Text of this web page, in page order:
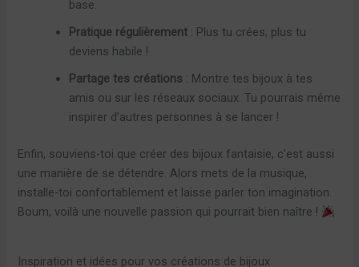
base.
Pratique régulièrement : Plus tu crées, plus tu
deviens habile !
Partage tes créations : Montre tes bijoux à tes
amis ou sur les réseaux sociaux. Tu pourrais même
inspirer d’autres personnes à se lancer !
Enfin, souviens-toi que créer des bijoux fantaisie, c’est aussi
une manière de se détendre. Alors mets de la musique,
installe-toi confortablement et laisse parler ton imagination.
Boum, voilà une nouvelle passion qui pourrait bien naître !
Inspiration et idées pour vos créations de bijoux